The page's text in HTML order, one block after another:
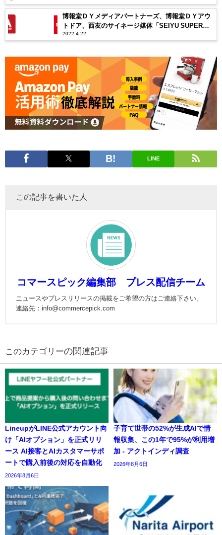
博報堂ＤＹメディアパートナーズ、博報堂ＤＹアウ
トドア、⻄友のサイネージ媒体「SEIYU SUPER
TV」にてBRAND VIEW OUTDOOR ADを活用した広
2022.4.22
LINE
この記事を書いた人
コマースピック編集部 プレス配信チーム
ニュースやプレスリリースの掲載をご希望の方はご連絡下さい。
連絡先：info@commercepick.com
の関連記事
LineupがLINE公式アカウント向
け「AIオプション」を正式リリ
ース AI接客とAIカスタマーサポ
ートで購入前後の対応を自動化
2026年8月6日
子育て世帯の52%が生成AIで情
報収集、この1年で95%が利用増
加 - アクトインディ調査
2026年8月6日